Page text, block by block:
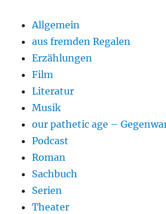
Allgemein
aus fremden Regalen
Erzählungen
Film
Literatur
Musik
our pathetic age –
Podcast
Roman
Sachbuch
Serien
Theater